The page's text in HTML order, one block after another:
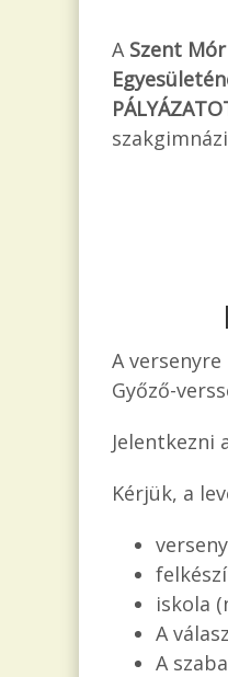
A Szent
A
Győző-
Jelentkezni
Kérjük, a
iskola
A
A